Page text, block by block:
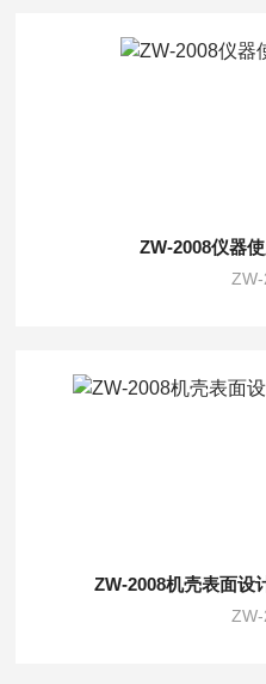
ZW-2008仪器
ZW-2008机壳表面设